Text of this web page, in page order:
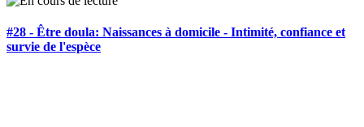
#28 - Être doula: Naissances à domicile - Intimité, confiance et
survie de l'espèce